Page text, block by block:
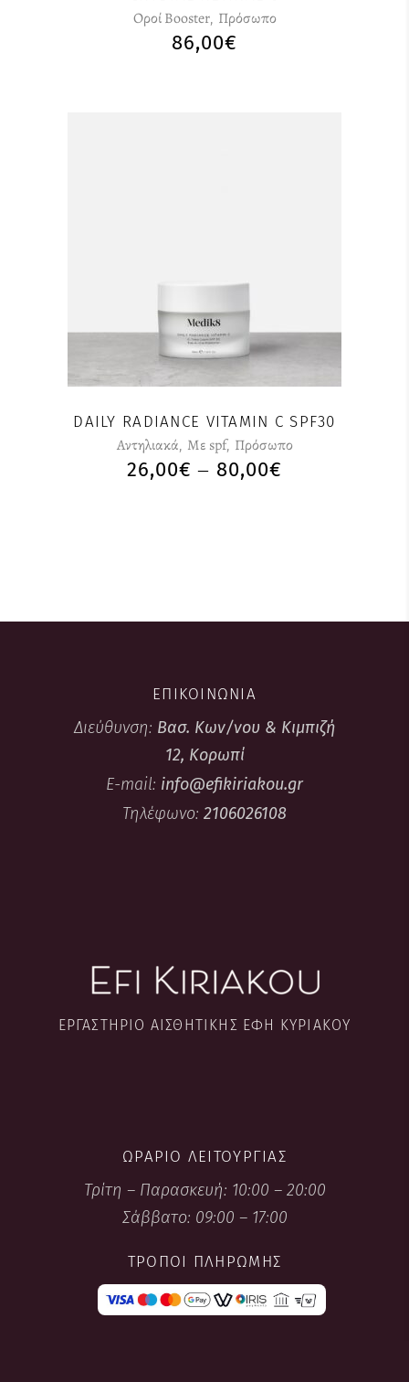
Οροί Booster, Πρόσωπο
86,00€
προϊόν
πολλαπλές
παραλλαγές.
Οι
επιλογές
να
επιλεγούν
στη
DAILY RADIANCE VITAMIN C SPF30
Αντηλιακά, Με spf, Πρόσωπο
26,00€ – 80,00€
ΕΠΙΚΟΙΝΩΝΙΑ
Διεύθυνση: Βασ. Κων/νου & Κιμπιζή
12, Κορωπί
E-mail: info@efikiriakou.gr
Τηλέφωνο: 2106026108
ΕΡΓΑΣΤΉΡΙΟ ΑΙΣΘΗΤΙΚΉΣ ΈΦΗ ΚΥΡΙΑΚΟΎ
ΩΡΆΡΙΟ ΛΕΙΤΟΥΡΓΊΑΣ
Τρίτη – Παρασκευή: 10:00 – 20:00
Σάββατο: 09:00 – 17:00
ΤΡΌΠΟΙ ΠΛΗΡΩΜΉΣ